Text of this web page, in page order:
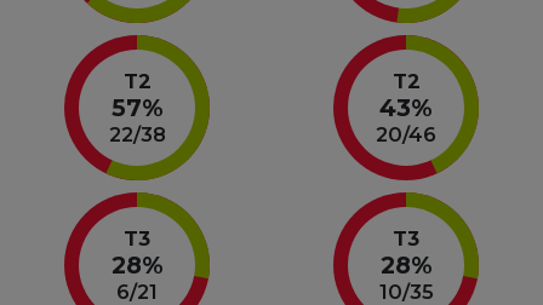
T2
57%
22/38
T3
28%
6/21
T2
43%
20/46
T3
28%
10/35